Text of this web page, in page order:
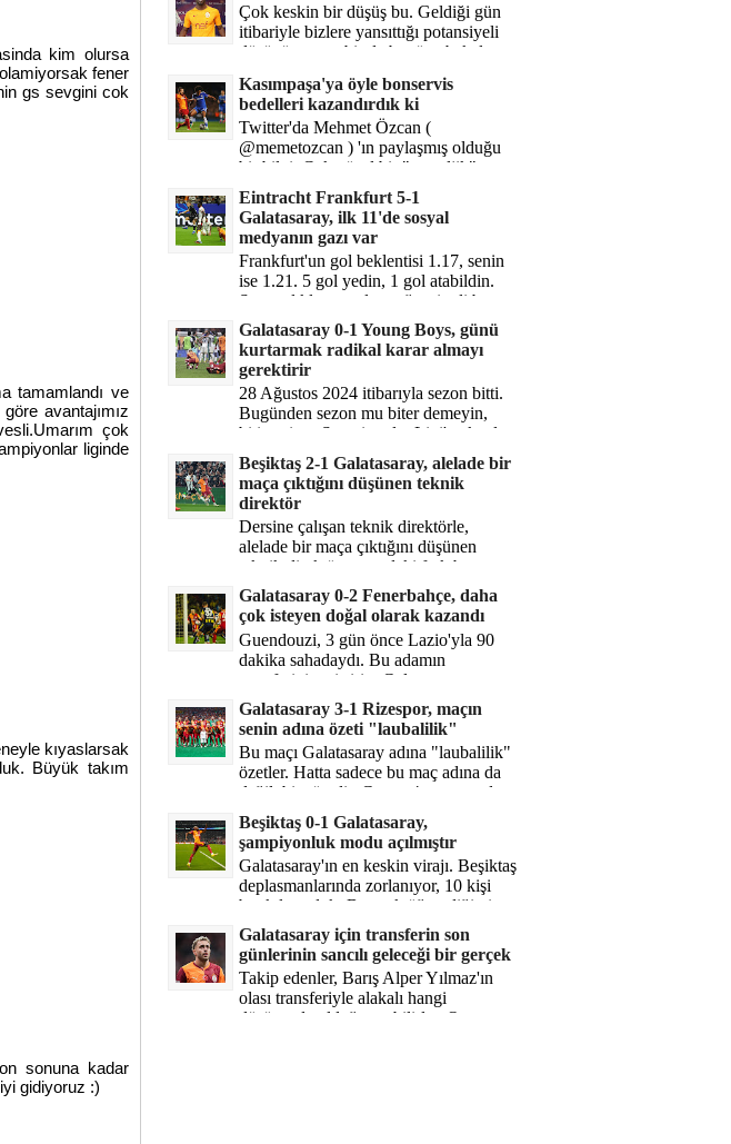
kim olursa
fener
gs sevgini cok
tamamlandı ve
avantajımız
çok
liginde
kıyaslarsak
Büyük takım
sonuna kadar
gidiyoruz :)
Çok keskin bir düşüş bu. Geldiği gün
itibariyle bizlere yansıttığı potansiyeli
düşünüyorum, bir de bugüne bakalım.
Kasımpaşa'ya öyle bonservis
bedelleri kazandırdık ki
Twitter'da Mehmet Özcan (
@memetozcan ) 'ın paylaşmış olduğu
bir bilgi. Çok güzel bir "nostaljik" pas
diyelim. Kasımpaşa...
Eintracht Frankfurt 5-1
Galatasaray, ilk 11'de sosyal
medyanın gazı var
Frankfurt'un gol beklentisi 1.17, senin
ise 1.21. 5 gol yedin, 1 gol atabildin.
Şanssızlıkla mı anlatacağız şimdi bu
durumu? Rakibin 5 ş...
Galatasaray 0-1 Young Boys, günü
kurtarmak radikal karar almayı
gerektirir
28 Ağustos 2024 itibarıyla sezon bitti.
Bugünden sezon mu biter demeyin,
bitiyor işte. Şampiyonlar Ligi'ne katılım
hakkı senin misyonun ...
Beşiktaş 2-1 Galatasaray, alelade bir
maça çıktığını düşünen teknik
direktör
Dersine çalışan teknik direktörle,
alelade bir maça çıktığını düşünen
teknik direktör arasındaki fark bu
işte. Solskjaer'in çalıştığı de...
Galatasaray 0-2 Fenerbahçe, daha
çok isteyen doğal olarak kazandı
Guendouzi, 3 gün önce Lazio'yla 90
dakika sahadaydı. Bu adamın
transferini yetiştirip, Galatasaray
karşısında 11 oynamasını sağlıyorsun....
Galatasaray 3-1 Rizespor, maçın
senin adına özeti "laubalilik"
Bu maçı Galatasaray adına "laubalilik"
özetler. Hatta sadece bu maç adına da
değil, bir süredir. Geçen 4 maçta sadece
1 gol yedin ...
Beşiktaş 0-1 Galatasaray,
şampiyonluk modu açılmıştır
Galatasaray'ın en keskin virajı. Beşiktaş
deplasmanlarında zorlanıyor, 10 kişi
bırakılıyorduk. Bu artık öğrendiğimiz
bir gerçek. Sane...
Galatasaray için transferin son
günlerinin sancılı geleceği bir gerçek
Takip edenler, Barış Alper Yılmaz'ın
olası transferiyle alakalı hangi
düşüncede olduğumu bilirler. O